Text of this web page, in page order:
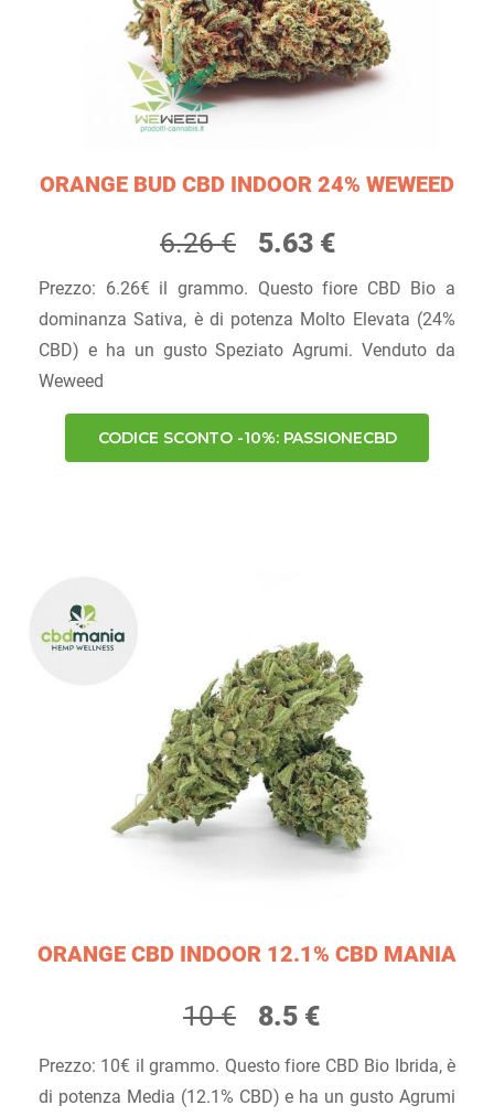
ORANGE BUD CBD INDOOR 24% WEWEED
6.26 € 5.63 €
Prezzo: 6.26€ il grammo. Questo fiore CBD Bio a
dominanza Sativa, è di potenza Molto Elevata (24%
CBD) e ha un gusto Speziato Agrumi. Venduto da
Weweed
CODICE SCONTO -10%: PASSIONECBD
ORANGE CBD INDOOR 12.1% CBD MANIA
10 € 8.5 €
Prezzo: 10€ il grammo. Questo fiore CBD Bio Ibrida, è
di potenza Media (12.1% CBD) e ha un gusto Agrumi